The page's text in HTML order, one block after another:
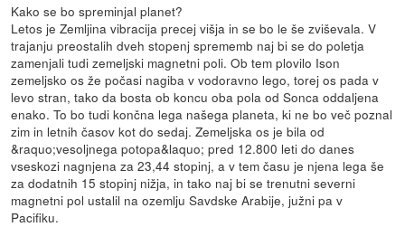
Kako se bo spreminjal planet?
Letos je Zemljina vibracija precej višja in se bo le še zviševala. V
trajanju preostalih dveh stopenj sprememb naj bi se do poletja
zamenjali tudi zemeljski magnetni poli. Ob tem plovilo Ison
zemeljsko os že počasi nagiba v vodoravno lego, torej os pada v
levo stran, tako da bosta ob koncu oba pola od Sonca oddaljena
enako. To bo tudi končna lega našega planeta, ki ne bo več poznal
zim in letnih časov kot do sedaj. Zemeljska os je bila od
&raquo;vesoljnega potopa&laquo; pred 12.800 leti do danes
vseskozi nagnjena za 23,44 stopinj, a v tem času je njena lega še
za dodatnih 15 stopinj nižja, in tako naj bi se trenutni severni
magnetni pol ustalil na ozemlju Savdske Arabije, južni pa v
Pacifiku.